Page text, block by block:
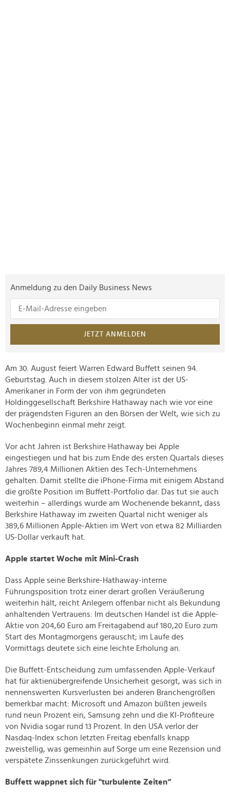
Anmeldung zu den Daily Business News
JETZT ANMELDEN
Am 30. August feiert Warren Edward Buffett seinen 94.
Geburtstag. Auch in diesem stolzen Alter ist der US-
Amerikaner in Form der von ihm gegründeten
Holdinggesellschaft Berkshire Hathaway nach wie vor eine
der prägendsten Figuren an den Börsen der Welt, wie sich zu
Wochenbeginn einmal mehr zeigt.
Vor acht Jahren ist Berkshire Hathaway bei Apple
eingestiegen und hat bis zum Ende des ersten Quartals dieses
Jahres 789,4 Millionen Aktien des Tech-Unternehmens
gehalten. Damit stellte die iPhone-Firma mit einigem Abstand
die größte Position im Buffett-Portfolio dar. Das tut sie auch
weiterhin – allerdings wurde am Wochenende bekannt, dass
Berkshire Hathaway im zweiten Quartal nicht weniger als
389,6 Millionen Apple-Aktien im Wert von etwa 82 Milliarden
US-Dollar verkauft hat.
Apple startet Woche mit Mini-Crash
Dass Apple seine Berkshire-Hathaway-interne
Führungsposition trotz einer derart großen Veräußerung
weiterhin hält, reicht Anlegern offenbar nicht als Bekundung
anhaltenden Vertrauens: Im deutschen Handel ist die Apple-
Aktie von 204,60 Euro am Freitagabend auf 180,20 Euro zum
Start des Montagmorgens gerauscht; im Laufe des
Vormittags deutete sich eine leichte Erholung an.
Die Buffett-Entscheidung zum umfassenden Apple-Verkauf
hat für aktienübergreifende Unsicherheit gesorgt, was sich in
nennenswerten Kursverlusten bei anderen Branchengrößen
bemerkbar macht: Microsoft und Amazon büßten jeweils
rund neun Prozent ein, Samsung zehn und die KI-Profiteure
von Nvidia sogar rund 13 Prozent. In den USA verlor der
Nasdaq-Index schon letzten Freitag ebenfalls knapp
zweistellig, was gemeinhin auf Sorge um eine Rezension und
verspätete Zinssenkungen zurückgeführt wird.
Buffett wappnet sich für "turbulente Zeiten“